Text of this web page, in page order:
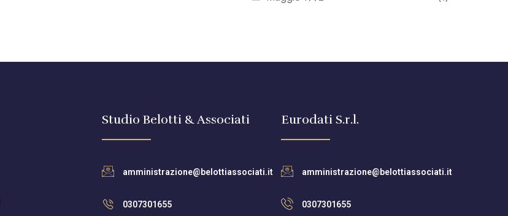
Studio Belotti & Associati
amministrazione@belottiassociati.it
0307301655
Eurodati S.r.l.
amministrazione@belottiassociati.it
0307301655